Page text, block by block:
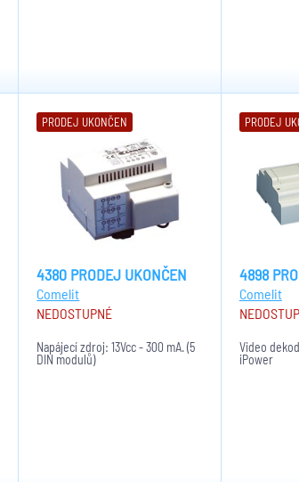
PRODEJ UKONČEN
4380 PRODEJ UKONČEN
Comelit
NEDOSTUPNÉ
Napájecí zdroj: 13Vcc - 300 mA. (5
DIN modulů)
PRODEJ
4898
Comelit
Video
iPower